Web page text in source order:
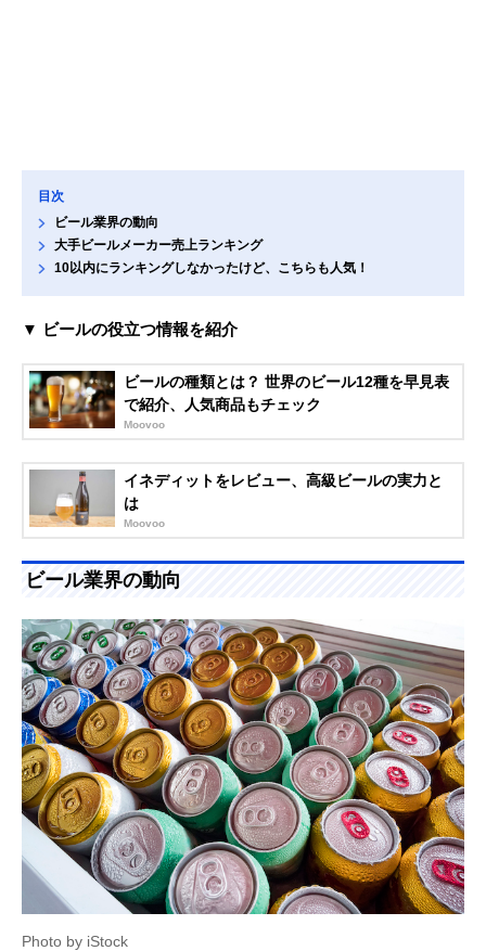
目次
ビール業界の動向
大手ビールメーカー売上ランキング
10以内にランキングしなかったけど、こちらも人気！
▼ ビールの役立つ情報を紹介
ビールの種類とは？ 世界のビール12種を早見表
で紹介、人気商品もチェック
Moovoo
イネディットをレビュー、高級ビールの実力と
は
Moovoo
ビール業界の動向
Photo by iStock